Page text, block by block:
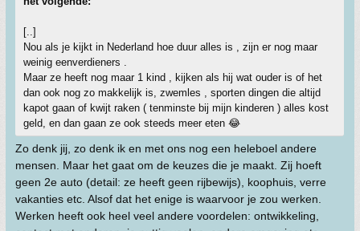
[..]
Nou als je kijkt in Nederland hoe duur alles is , zijn er nog maar
weinig eenverdieners .
Maar ze heeft nog maar 1 kind , kijken als hij wat ouder is of het
dan ook nog zo makkelijk is, zwemles , sporten dingen die altijd
kapot gaan of kwijt raken ( tenminste bij mijn kinderen ) alles kost
geld, en dan gaan ze ook steeds meer eten 😂
Zo denk jij, zo denk ik en met ons nog een heleboel andere
mensen. Maar het gaat om de keuzes die je maakt. Zij hoeft
geen 2e auto (detail: ze heeft geen rijbewijs), koophuis, verre
vakanties etc. Alsof dat het enige is waarvoor je zou werken.
Werken heeft ook heel veel andere voordelen: ontwikkeling,